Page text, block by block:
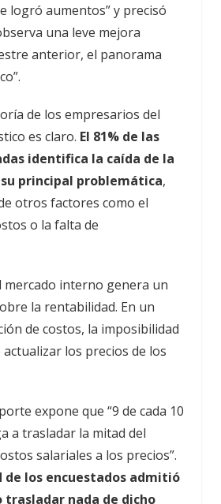
logró aumentos” y precisó
una leve mejora
anterior, el panorama
de los empresarios del
es claro. El 81% de las
identifica la caída de la
principal problemática,
otros factores como el
o la falta de
mercado interno genera un
la rentabilidad. En un
de costos, la imposibilidad
los precios de los
expone que “9 de cada 10
a trasladar la mitad del
salariales a los precios”.
de los encuestados admitió
trasladar nada de dicho